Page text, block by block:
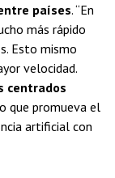
países. “En
más rápido
Esto mismo
velocidad.
centrados
que promueva el
artificial con